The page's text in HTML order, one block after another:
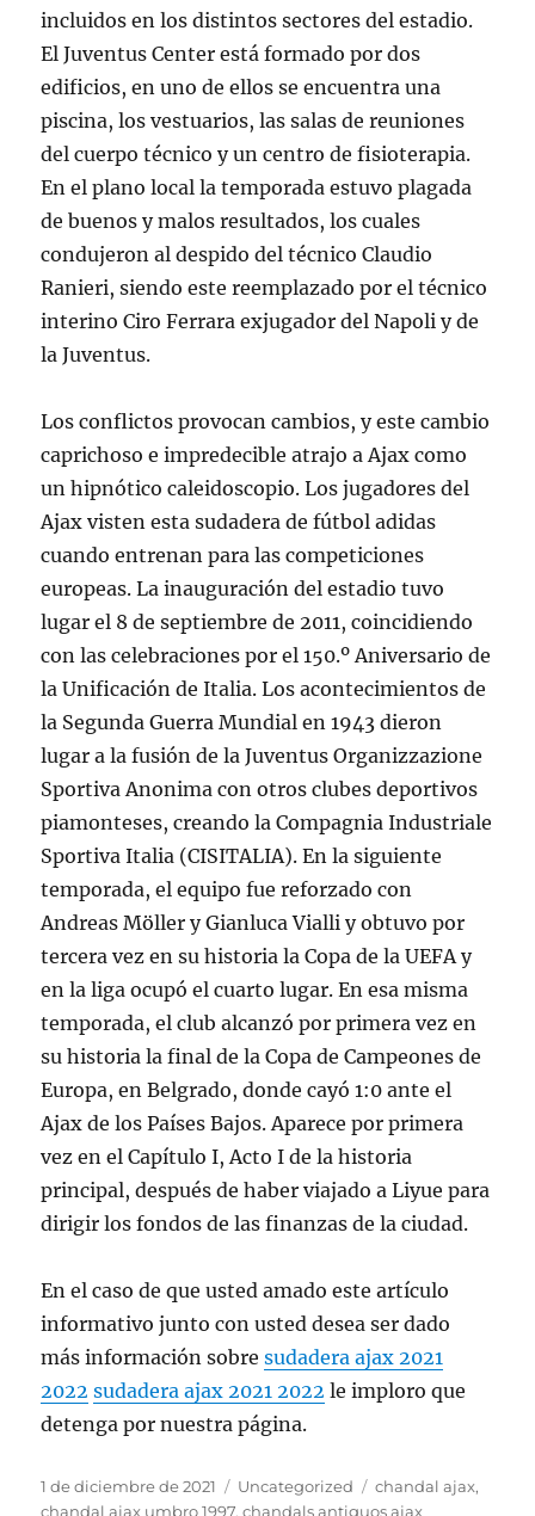
incluidos en los distintos sectores del estadio.
El Juventus Center está formado por dos
edificios, en uno de ellos se encuentra una
piscina, los vestuarios, las salas de reuniones
del cuerpo técnico y un centro de fisioterapia.
En el plano local la temporada estuvo plagada
de buenos y malos resultados, los cuales
condujeron al despido del técnico Claudio
Ranieri, siendo este reemplazado por el técnico
interino Ciro Ferrara exjugador del Napoli y de
la Juventus.
Los conflictos provocan cambios, y este cambio
caprichoso e impredecible atrajo a Ajax como
un hipnótico caleidoscopio. Los jugadores del
Ajax visten esta sudadera de fútbol adidas
cuando entrenan para las competiciones
europeas. La inauguración del estadio tuvo
lugar el 8 de septiembre de 2011, coincidiendo
con las celebraciones por el 150.º Aniversario de
la Unificación de Italia. Los acontecimientos de
la Segunda Guerra Mundial en 1943 dieron
lugar a la fusión de la Juventus Organizzazione
Sportiva Anonima con otros clubes deportivos
piamonteses, creando la Compagnia Industriale
Sportiva Italia (CISITALIA). En la siguiente
temporada, el equipo fue reforzado con
Andreas Möller y Gianluca Vialli y obtuvo por
tercera vez en su historia la Copa de la UEFA y
en la liga ocupó el cuarto lugar. En esa misma
temporada, el club alcanzó por primera vez en
su historia la final de la Copa de Campeones de
Europa, en Belgrado, donde cayó 1:0 ante el
Ajax de los Países Bajos. Aparece por primera
vez en el Capítulo I, Acto I de la historia
principal, después de haber viajado a Liyue para
dirigir los fondos de las finanzas de la ciudad.
En el caso de que usted amado este artículo
informativo junto con usted desea ser dado
más información sobresudadera ajax 2021
2022 sudadera ajax 2021 2022 le imploro que
detenga por nuestra página.
Publicado
el
1 de diciembre de 2021 Categorías
Uncategorized Etiquetas
chandal ajax,
chandal ajax umbro 1997,chandals antiguos ajax